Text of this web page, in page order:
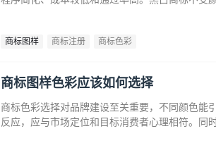
商标图样 商标注册 商标色彩
商标图样色彩应该如何选择
商标色彩选择对品牌建设至关重要，不同颜色能
反应，应与市场定位和目标消费者心理相符。同